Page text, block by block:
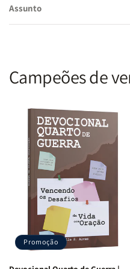
ISBN: 7908084626389
Acabamento: Capa
Cor da Capa: Lilás com
Assunto
Campeões de
Promoção